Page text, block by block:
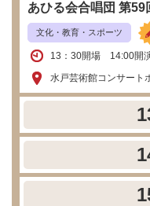
あひる会合唱団 第59
文化・教育・スポーツ
13：30開場 14:00開
水戸芸術館コンサート